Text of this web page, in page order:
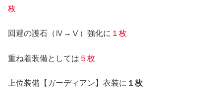
枚
回避の護石（Ⅳ→Ⅴ）強化に １枚
重ね着装備としては ５枚
上位装備【ガーディアン】衣装に １枚